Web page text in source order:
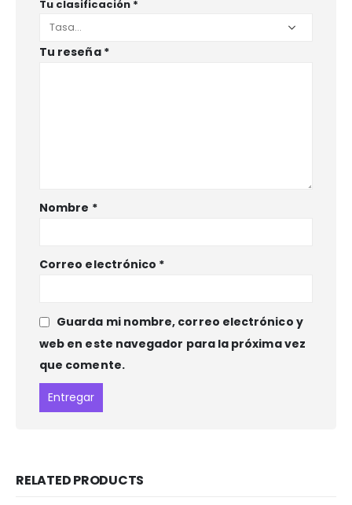
Tu clasificación *
Tu reseña *
Nombre *
Correo electrónico *
Guarda mi nombre, correo electrónico y
web en este navegador para la próxima vez
que comente.
RELATED PRODUCTS